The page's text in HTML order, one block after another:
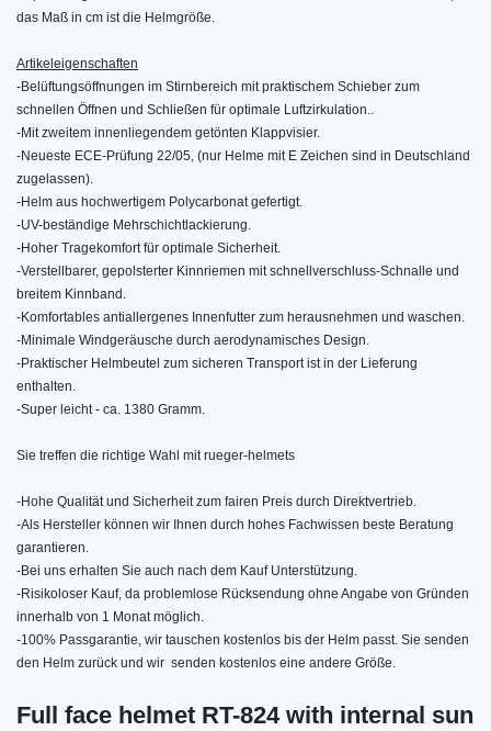
das Maß in cm ist die Helmgröße.
Artikeleigenschaften
-Belüftungsöffnungen im Stirnbereich mit praktischem Schieber zum
schnellen Öffnen und Schließen für optimale Luftzirkulation..
-Mit zweitem innenliegendem getönten Klappvisier.
-Neueste ECE-Prüfung 22/05, (nur Helme mit E Zeichen sind in Deutschland
zugelassen).
-Helm aus hochwertigem Polycarbonat gefertigt.
-UV-beständige Mehrschichtlackierung.
-Hoher Tragekomfort für optimale Sicherheit.
-Verstellbarer, gepolsterter Kinnriemen mit schnellverschluss-Schnalle und
breitem Kinnband.
-Komfortables antiallergenes Innenfutter zum herausnehmen und waschen.
-Minimale Windgeräusche durch aerodynamisches Design.
-Praktischer Helmbeutel zum sicheren Transport ist in der Lieferung
enthalten.
-Super leicht - ca. 1380 Gramm.
Sie treffen die richtige Wahl mit rueger-helmets
-Hohe Qualität und Sicherheit zum fairen Preis durch Direktvertrieb.
-Als Hersteller können wir Ihnen durch hohes Fachwissen beste Beratung
garantieren.
-Bei uns erhalten Sie auch nach dem Kauf Unterstützung.
-Risikoloser Kauf, da problemlose Rücksendung ohne Angabe von Gründen
innerhalb von 1 Monat möglich.
-100% Passgarantie, wir tauschen kostenlos bis der Helm passt. Sie senden
den Helm zurück und wir senden kostenlos eine andere Größe.
Full face helmet RT-824 with internal sun